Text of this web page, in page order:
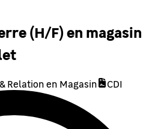
(H/F) en magasin
Relation en Magasin CDI